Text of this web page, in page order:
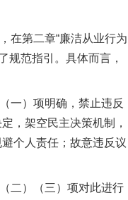
第二章“廉洁从业行为
规范指引。具体而言，
一）项明确，禁止违反
，架空民主决策机制，
个人责任；故意违反议
二）（三）项对此进行